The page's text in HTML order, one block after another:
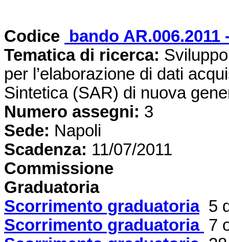
Codice
bando AR.006.2011
Tematica di ricerca:
per l’elaborazione di dati
Sintetica (SAR) di nuova
Numero assegni: 3
Sede: Napoli
Scadenza: 11/07/2011
Commissione
Graduatoria
Scorrimento graduatoria5
Scorrimento graduatoria 7